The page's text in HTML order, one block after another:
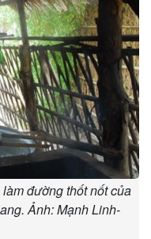
đường thốt nốt của
Ảnh: Mạnh Linh-